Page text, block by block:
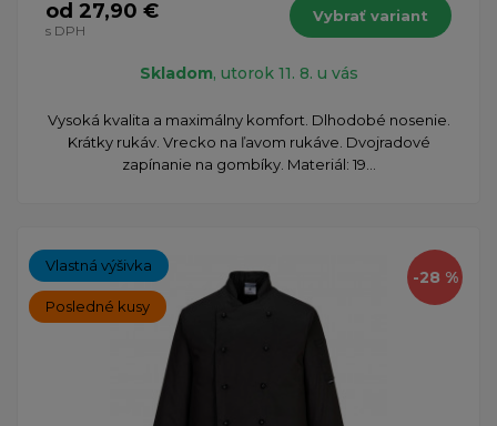
od 27,90 €
s DPH
Vybrať variant
Skladom, utorok 11. 8. u vás
Vysoká kvalita a maximálny komfort. Dlhodobé nosenie.
Krátky rukáv. Vrecko na ľavom rukáve. Dvojradové
zapínanie na gombíky. Materiál: 19...
-28 %
Vlastná výšivka
Posledné kusy